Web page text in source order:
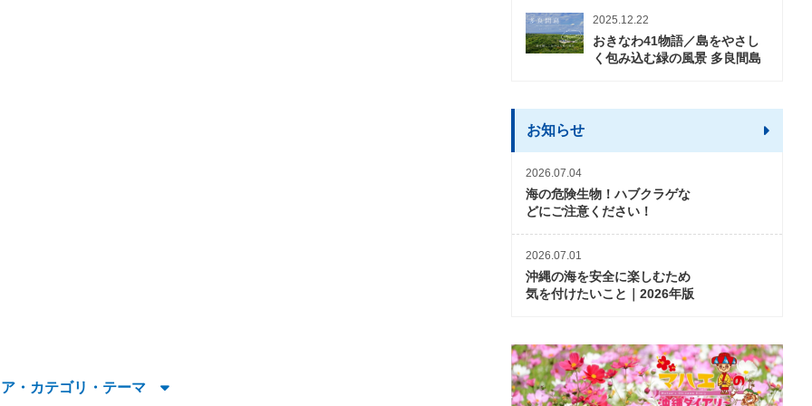
・カテゴリ・テーマ
2025.12.22
おきなわ41物語／島をやさし
く包み込む緑の風景 多良間島
お知らせ
2026.07.04
海の危険生物！ハブクラゲな
どにご注意ください！
2026.07.01
沖縄の海を安全に楽しむため
気を付けたいこと｜2026年版